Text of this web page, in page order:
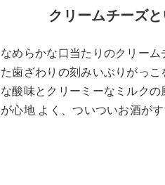
クリームチーズ
なめらかな口当たりのクリー
た歯ざわりの刻みいぶりがっ
な酸味とクリーミーなミルク
が心地 よく、ついついお酒が